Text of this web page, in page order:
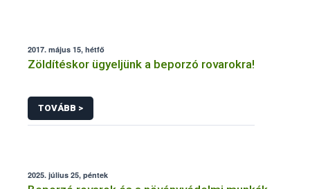
2017. május 15, hétfő
Zöldítéskor ügyeljünk a beporzó rovarokra!
TOVÁBB >
2025. július 25, péntek